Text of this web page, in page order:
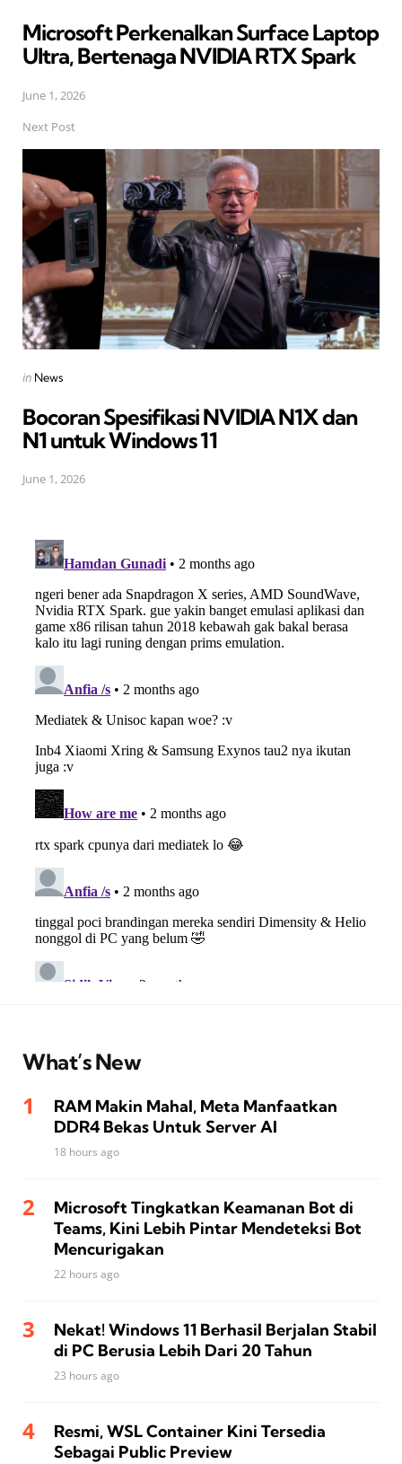
Microsoft Perkenalkan Surface Laptop
Ultra, Bertenaga NVIDIA RTX Spark
June 1, 2026
Next Post
Posted
in News
Bocoran Spesifikasi NVIDIA N1X dan
N1 untuk Windows 11
June 1, 2026
What’s New
RAM Makin Mahal, Meta Manfaatkan
DDR4 Bekas Untuk Server AI
18 hours ago
Microsoft Tingkatkan Keamanan Bot di
Teams, Kini Lebih Pintar Mendeteksi Bot
Mencurigakan
22 hours ago
Nekat! Windows 11 Berhasil Berjalan Stabil
di PC Berusia Lebih Dari 20 Tahun
23 hours ago
Resmi, WSL Container Kini Tersedia
Sebagai Public Preview